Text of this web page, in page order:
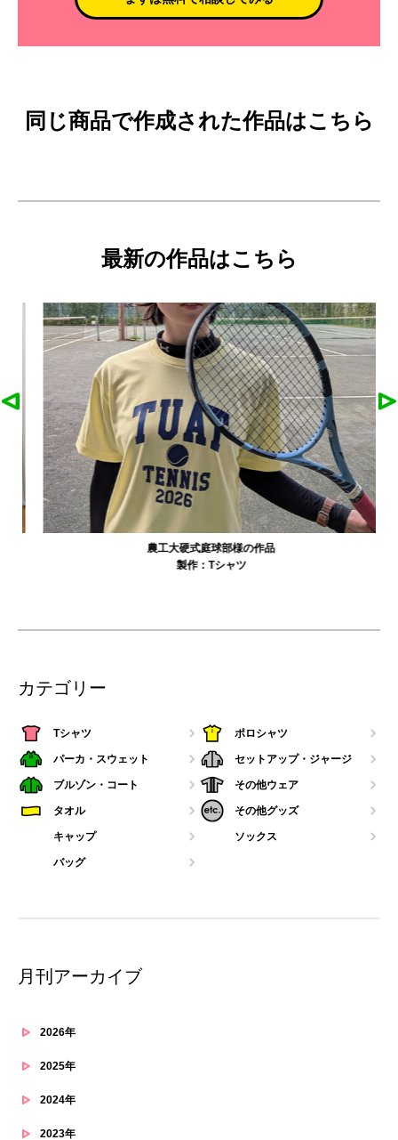
同じ商品で作成された作品はこちら
最新の作品はこちら
農工大硬式庭球部様の作品
製作：Tシャツ
カテゴリー
Tシャツ ポロシャツ
パーカ・スウェット セットアップ・ジャージ
ブルゾン・コート その他ウェア
タオル その他グッズ
キャップ ソックス
バッグ
月刊アーカイブ
2026年
2025年
2024年
2023年